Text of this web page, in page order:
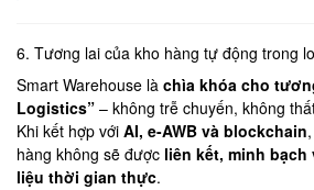
6. Tương lai của kho hàng tự động trong
Smart Warehouse là chìa khóa cho
Logistics” – không trễ chuyến, không
Khi kết hợp với AI, e-AWB và blockchain
hàng không sẽ được liên kết, minh
liệu thời gian thực.